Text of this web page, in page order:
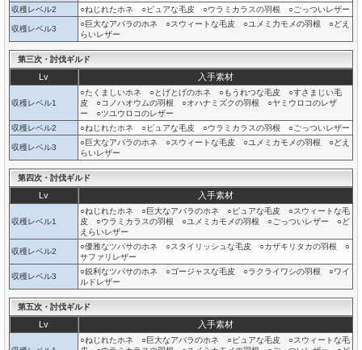
収穫レベル2
○ねじれたホネ ○ピュアな毛皮 ○ウラミカラスの羽根 ○ごっついレザー
収穫レベル3
○巨大なアバラのホネ ○スウィートな毛皮 ○ユメミ力モメの羽根 ○どえ
らいレザー
第三次・討伐ギルド
Lv 入手素材
収穫レベル1
○たくましいホネ ○とげとげのホネ ○もうれつな毛皮 ○すさまじい毛
皮 ○コノハオウムの羽根 ○オハナミズクの羽根 ○ヤミウロコのレザ
ー ○ツユウロコのレザー
収穫レベル2
○ねじれたホネ ○ピュアな毛皮 ○ウラミカラスの羽根 ○ごっついレザー
収穫レベル3
○巨大なアバラのホネ ○スウィートな毛皮 ○ユメミカモメの羽根 ○どえ
らいレザー
第四次・討伐ギルド
Lv 入手素材
収穫レベル1
○ねじれたホネ ○巨大なアバラのホネ ○ピュアな毛皮 ○スウィートな毛
皮 ○ウラミカラスの羽根 ○ユメミカモメの羽根 ○ごっついレザー ○ど
えらいレザー
収穫レベル2
○優雅なツバサのホネ ○スタイリッシュな毛皮 ○カザキリタカの羽根 ○
サファリレザー
収穫レベル3
○鋭利なツバサのホネ ○ゴージャスな毛皮 ○ラクライワシの羽根 ○ワイ
ルドレザー
第五次・討伐ギルド
Lv 入手素材
○ねじれたホネ ○巨大なアバラのホネ ○ピュアな毛皮 ○スウィートな毛